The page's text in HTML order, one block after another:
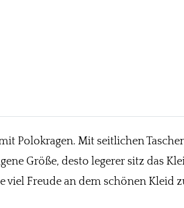
Polokragen. Mit seitlichen
Größe, desto legerer sitz das
viel Freude an dem schönen